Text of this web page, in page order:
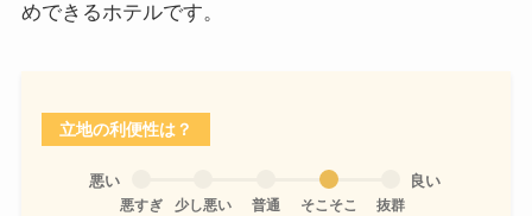
めできるホテルです。
立地の利便性は？
悪い
悪すぎ 少し悪い 普通 そこそこ 抜群
良い